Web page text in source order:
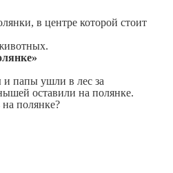
в центре которой стоит
папы ушли в лес за
оставили на полянке.
полянке?